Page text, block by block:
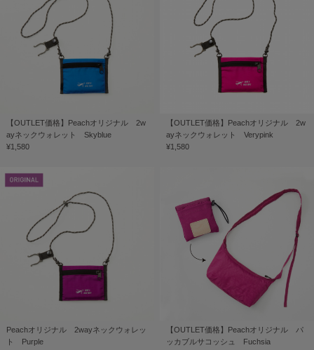
【OUTLET価格】Peachオリジナル 2w
ayネックウォレット Skyblue
¥1,580
【OUTLET価格】Peachオリジナル 2w
ayネックウォレット Verypink
¥1,580
Peachオリジナル 2wayネックウォレッ
ト Purple
【OUTLET価格】Peachオリジナル パ
ッカブルサコッシュ Fuchsia